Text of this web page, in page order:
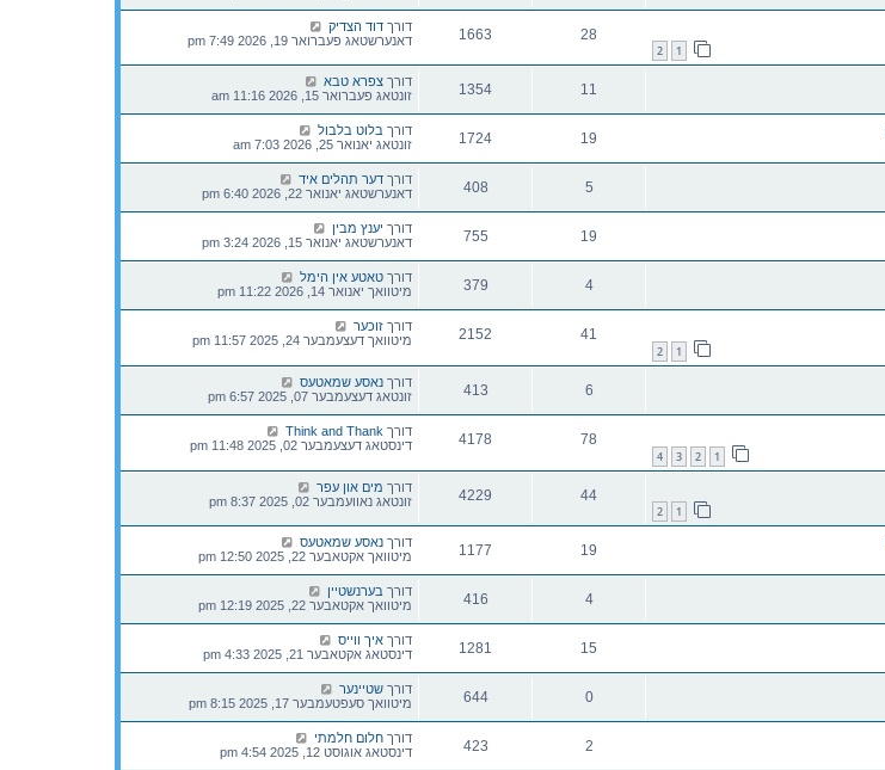
1
2
28
1663 דורך דוד הצדיק
דאנערשטאג פעברואר 19, 2026 7:49 pm
11
1354 דורך צפרא טבא
זונטאג פעברואר 15, 2026 11:16 am
19
1724 דורך בלוט בלבול
זונטאג יאנואר 25, 2026 7:03 am
5
408 דורך דער תהלים איד
דאנערשטאג יאנואר 22, 2026 6:40 pm
19
755 דורך יענץ מבין
דאנערשטאג יאנואר 15, 2026 3:24 pm
4
379 דורך טאטע אין הימל
מיטוואך יאנואר 14, 2026 11:22 pm
1
2
41
2152 דורך זוכער
מיטוואך דעצעמבער 24, 2025 11:57 pm
6
413 דורך נאסע שמאטעס
זונטאג דעצעמבער 07, 2025 6:57 pm
1
2
3
4
78
4178 דורך Think and Thank
דינסטאג דעצעמבער 02, 2025 11:48 pm
1
2
44
4229 דורך מים און עפר
זונטאג נאוועמבער 02, 2025 8:37 pm
19
1177 דורך נאסע שמאטעס
מיטוואך אקטאבער 22, 2025 12:50 pm
4
416 דורך בערנשטיין
מיטוואך אקטאבער 22, 2025 12:19 pm
15
1281 דורך איך ווייס
דינסטאג אקטאבער 21, 2025 4:33 pm
0
644 דורך שטיינער
מיטוואך סעפטעמבער 17, 2025 8:15 pm
2
423 דורך חלום חלמתי
דינסטאג אוגוסט 12, 2025 4:54 pm